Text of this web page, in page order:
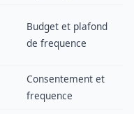
Budget et plafond
de frequence
Consentement et
frequence